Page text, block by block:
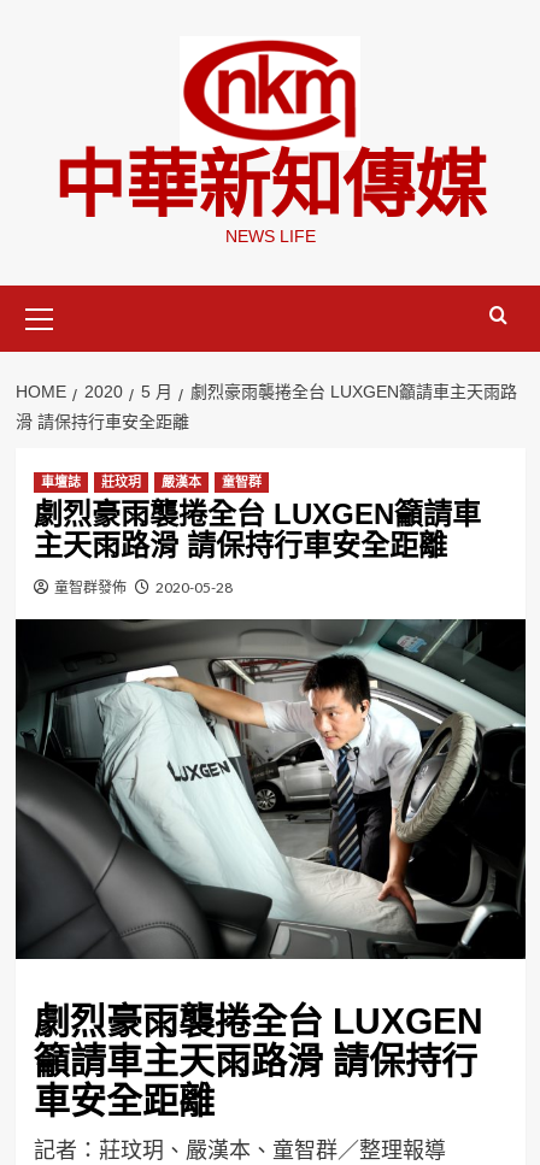
中華新知傳媒
NEWS LIFE
Menu
HOME 2020 5 月
劇烈豪雨襲捲全台 LUXGEN籲請車主天雨路
滑 請保持行車安全距離
車壇誌 莊玟玥 嚴漢本 童智群
劇烈豪雨襲捲全台 LUXGEN籲請車
主天雨路滑 請保持行車安全距離
童智群發佈 2020-05-28
劇烈豪雨襲捲全台 LUXGEN
籲請車主天雨路滑 請保持行
車安全距離
記者：莊玟玥、嚴漢本、童智群／整理報導